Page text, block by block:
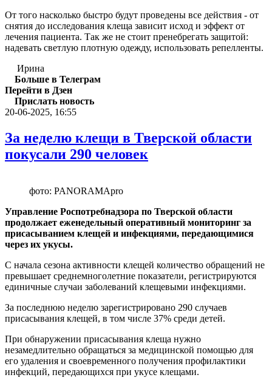
От того насколько быстро будут проведены все действия - от
снятия до исследования клеща зависит исход и эффект от
лечения пациента. Так же не стоит пренебрегать защитой:
надевать светлую плотную одежду, использовать репелленты.
Ирина
Больше в Телеграм
Перейти в Дзен
Прислать новость
20-06-2025, 16:55
За неделю клещи в Тверской области
покусали 290 человек
фото: PANORAMApro
Управление Роспотребнадзора по Тверской области
продолжает еженедельный оперативный мониторинг за
присасыванием клещей и инфекциями, передающимися
через их укусы.
С начала сезона активности клещей количество обращений не
превышает среднемноголетние показатели, регистрируются
единичные случаи заболеваний клещевыми инфекциями.
За последнюю неделю зарегистрировано 290 случаев
присасывания клещей, в том числе 37% среди детей.
При обнаружении присасывания клеща нужно
незамедлительно обращаться за медицинской помощью для
его удаления и своевременного получения профилактики
инфекций, передающихся при укусе клещами.